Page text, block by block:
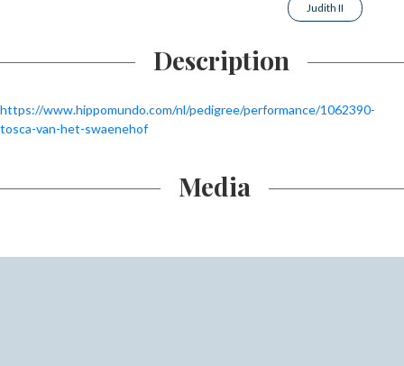
Judith II
Description
https://www.hippomundo.com/nl/pedigree/performance/1062390-
tosca-van-het-swaenehof
Media